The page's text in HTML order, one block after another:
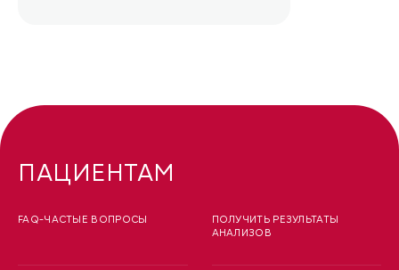
ПАЦИЕНТАМ
FAQ-ЧАСТЫЕ ВОПРОСЫ
ПОЛУЧИТЬ РЕЗУЛЬТАТЫ
АНАЛИЗОВ